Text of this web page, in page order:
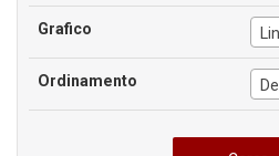
Grafico
Ordinamento